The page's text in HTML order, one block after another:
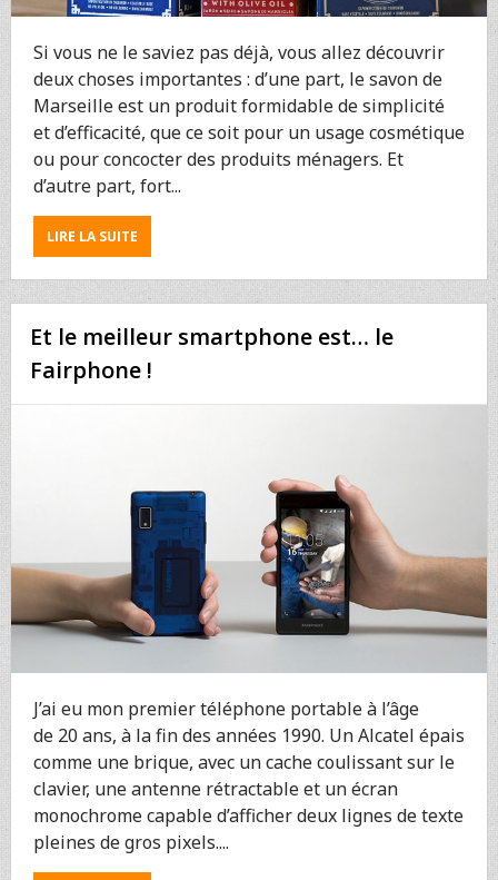
Si vous ne le saviez pas déjà, vous allez découvrir
deux choses importantes : d’une part, le savon de
Marseille est un produit formidable de simplicité
et d’efficacité, que ce soit pour un usage cosmétique
ou pour concocter des produits ménagers. Et
d’autre part, fort...
LIRE LA SUITEABOUT
ENQUÊTE
:
LES
DU
SAVON
DE
MARSEILLE
Et le meilleur smartphone est… le
Fairphone !
J’ai eu mon premier téléphone portable à l’âge
de 20 ans, à la fin des années 1990. Un Alcatel épais
comme une brique, avec un cache coulissant sur le
clavier, une antenne rétractable et un écran
monochrome capable d’afficher deux lignes de texte
pleines de gros pixels....